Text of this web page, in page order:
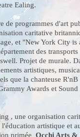
Ealing.
de programmes d'art
caritative
et "New York City is
des
Projet de murale.
artistiques,
que la chanteuse
Awards et
, une organisation
artistique et
primée Occhi Arts &